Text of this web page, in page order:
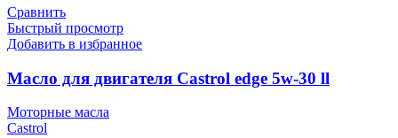
Сравнить
Быстрый просмотр
Добавить в избранное
Масло для двигателя Castrol edge 5w-30 ll
Моторные масла
Castrol